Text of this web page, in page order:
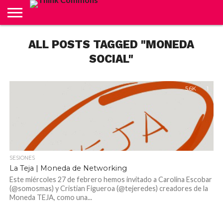
CARRITO
CONTACTO
CRÉDITOS
FINALIZAR
COMPRA
INICIO
LIVE
CUENTA
TIENDA
ALL POSTS TAGGED "MONEDA
SOCIAL"
5.6K 1
SESIONES
La Teja | Moneda de Networking
Este miércoles 27 de febrero hemos invitado a Carolina Escobar
(@somosmas) y Cristian Figueroa (@tejeredes) creadores de la
Moneda TEJA, como una...